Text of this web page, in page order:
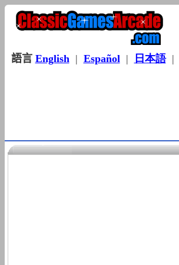
語言 English| Español| 日本語|